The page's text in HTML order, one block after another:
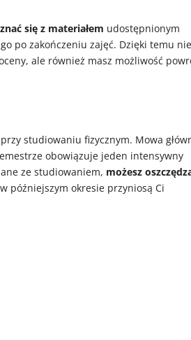
się z materiałem udostępnionym
po zakończeniu zajęć. Dzięki temu nie
ale również masz możliwość
studiowaniu fizycznym. Mowa
obowiązuje jeden intensywny
ze studiowaniem, możesz
późniejszym okresie przyniosą Ci